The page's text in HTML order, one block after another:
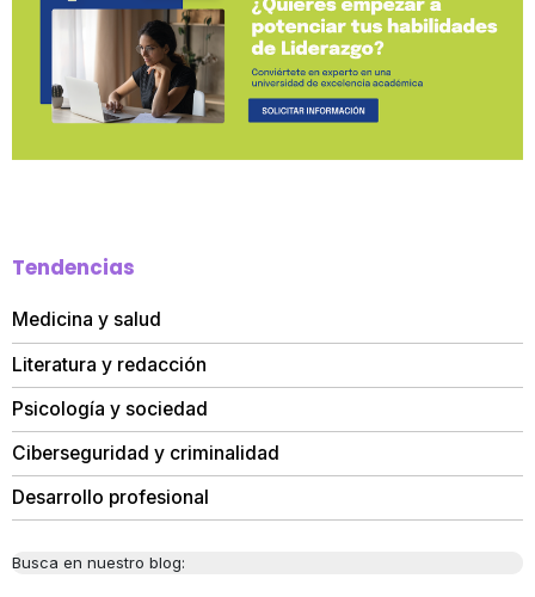
Tendencias
Medicina y salud
Literatura y redacción
Psicología y sociedad
Ciberseguridad y criminalidad
Desarrollo profesional
Busca en nuestro blog: